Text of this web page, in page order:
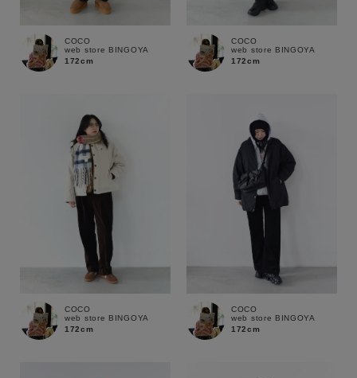
商品タイプ
在庫あり 在庫なし含む
COCO
web store BINGOYA
172cm
COCO
web store BINGOYA
172cm
COCO
web store BINGOYA
172cm
COCO
web store BINGOYA
172cm